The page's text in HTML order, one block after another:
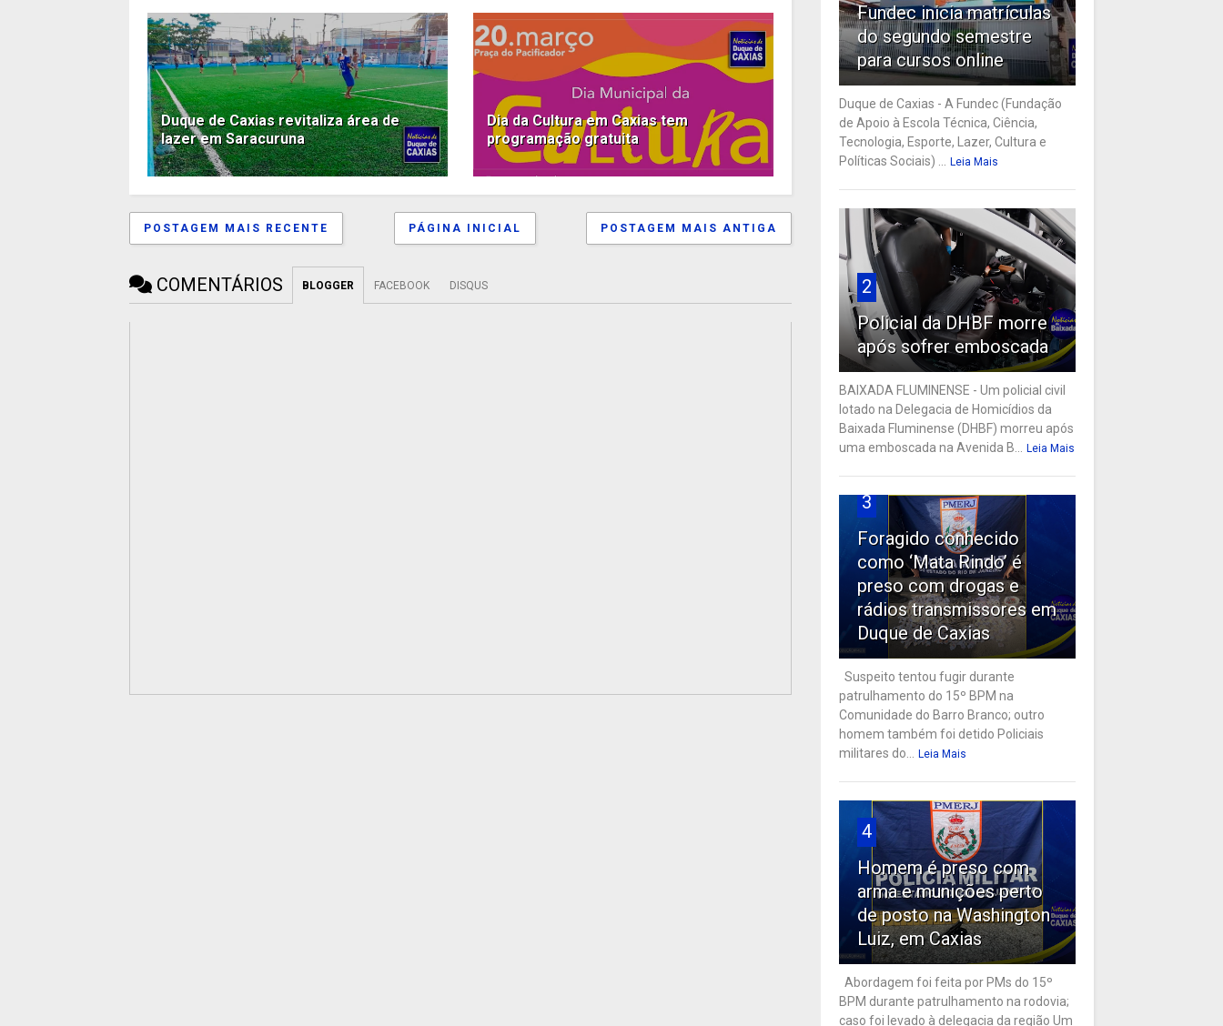
Duque de Caxias revitaliza área de
lazer em Saracuruna
Dia da Cultura em Caxias tem
programação gratuita
POSTAGEM MAIS RECENTE POSTAGEM MAIS ANTIGA
PÁGINA INICIAL
COMENTÁRIOS BLOGGER FACEBOOK DISQUS
Fundec inicia matrículas
do segundo semestre
para cursos online
Duque de Caxias - A Fundec (Fundação
de Apoio à Escola Técnica, Ciência,
Tecnologia, Esporte, Lazer, Cultura e
Políticas Sociais) ...
Leia Mais
2
Policial da DHBF morre
após sofrer emboscada
BAIXADA FLUMINENSE - Um policial civil
lotado na Delegacia de Homicídios da
Baixada Fluminense (DHBF) morreu após
uma emboscada na Avenida B...
Leia Mais
3
Foragido conhecido
como ‘Mata Rindo’ é
preso com drogas e
rádios transmissores em
Duque de Caxias
Suspeito tentou fugir durante
patrulhamento do 15º BPM na
Comunidade do Barro Branco; outro
homem também foi detido Policiais
militares do...
Leia Mais
4
Homem é preso com
arma e munições perto
de posto na Washington
Luiz, em Caxias
Abordagem foi feita por PMs do 15º
BPM durante patrulhamento na rodovia;
caso foi levado à delegacia da região Um